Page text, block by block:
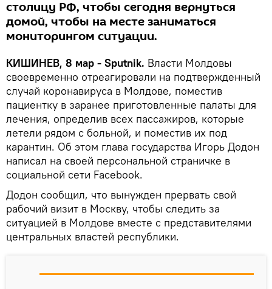
столицу РФ, чтобы сегодня вернуться
домой, чтобы на месте заниматься
мониторингом ситуации.
КИШИНЕВ, 8 мар - Sputnik. Власти Молдовы
своевременно отреагировали на подтвержденный
случай коронавируса в Молдове, поместив
пациентку в заранее приготовленные палаты для
лечения, определив всех пассажиров, которые
летели рядом с больной, и поместив их под
карантин. Об этом глава государства Игорь Додон
написал на своей персональной страничке в
социальной сети Facebook.
Додон сообщил, что вынужден прервать свой
рабочий визит в Москву, чтобы следить за
ситуацией в Молдове вместе с представителями
центральных властей республики.